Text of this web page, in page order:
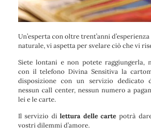
Un’esperta con oltre trent’anni
naturale, vi aspetta per svelare ciò che vi
Siete lontani e non potete raggiungerla,
con il telefono Divina Sensitiva la
disposizione con un servizio dedicato
nessun call center, nessun numero a
lei e le carte.
Il servizio dilettura delle cartepotrà
vostri dilemmi d’amore.